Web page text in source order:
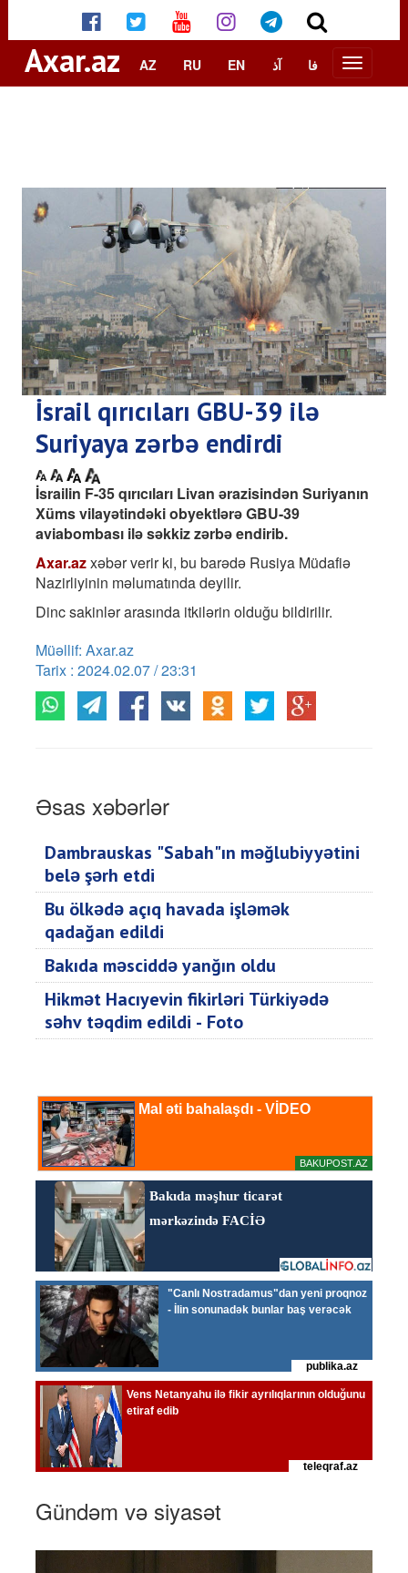
Axar.az AZ RU EN آذ فا
İsrail qırıcıları GBU-39 ilə
Suriyaya zərbə endirdi
İsrailin F-35 qırıcıları Livan ərazisindən Suriyanın
Xüms vilayətindəki obyektlərə GBU-39
aviabombası ilə səkkiz zərbə endirib.
Axar.azxəbər verir ki, bu barədə Rusiya Müdafiə
Nazirliyinin məlumatında deyilir.
Dinc sakinlər arasında itkilərin olduğu bildirilir.
Müəllif: Axar.az
Tarix : 2024.02.07 / 23:31
Əsas xəbərlər
Dambrauskas "Sabah"ın məğlubiyyətini
belə şərh etdi
Bu ölkədə açıq havada işləmək
qadağan edildi
Bakıda məsciddə yanğın oldu
Hikmət Hacıyevin fikirləri Türkiyədə
səhv təqdim edildi - Foto
Gündəm və siyasət